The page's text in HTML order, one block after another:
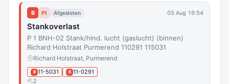
B P1 Afgesloten 05 Aug 16:54
Stankoverlast
P 1 BNH-02 Stank/hind. lucht (gaslucht) (binnen)
Richard Holstraat Purmerend 110291 115031
Richard Holstraat, Purmerend
B 11-5031 B 11-0291
2